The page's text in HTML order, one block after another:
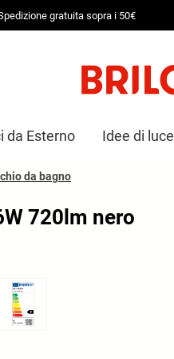
gratuita sopra i 50€
da Esterno Idee di luce
da bagno
720lm nero